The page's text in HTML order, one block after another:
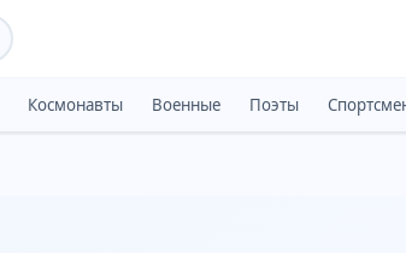
Космонавты Военные Поэты